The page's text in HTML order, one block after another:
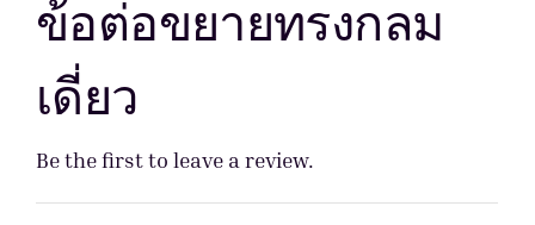
ข้อต่อขยายทรงกลม
เดี่ยว
Be the first to leave a review.